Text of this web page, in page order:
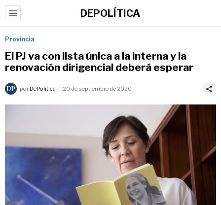
DEPOLÍTICA
Provincia
El PJ va con lista única a la interna y la
renovación dirigencial deberá esperar
por DePolítica 20 de septiembre de 2020